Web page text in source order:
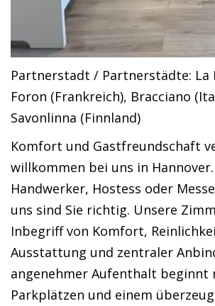
Partnerstadt / Partnerstädte: La
Foron (Frankreich), Bracciano
Savonlinna (Finnland)
Komfort und Gastfreundschaft
willkommen bei uns in
Handwerker, Hostess oder
uns sind Sie richtig. Unsere
Inbegriff von Komfort,
Ausstattung und zentraler
angenehmer Aufenthalt beginnt
Parkplätzen und einem